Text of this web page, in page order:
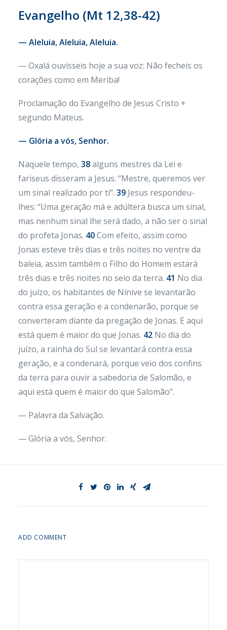
Evangelho (Mt 12,38-42)
— Aleluia, Aleluia, Aleluia.
— Oxalá ouvísseis hoje a sua voz: Não fecheis os
corações como em Meriba!
Proclamação do Evangelho de Jesus Cristo +
segundo Mateus.
— Glória a vós, Senhor.
Naquele tempo, 38alguns mestres da Lei e
fariseus disseram a Jesus: “Mestre, queremos ver
um sinal realizado por ti”. 39 Jesus respondeu-
lhes: “Uma geração má e adúltera busca um sinal,
mas nenhum sinal lhe será dado, a não ser o sinal
do profeta Jonas. 40Com efeito, assim como
Jonas esteve três dias e três noites no ventre da
baleia, assim também o Filho do Homem estará
três dias e três noites no seio da terra. 41 No dia
do juízo, os habitantes de Nínive se levantarão
contra essa geração e a condenarão, porque se
converteram diante da pregação de Jonas. E aqui
está quem é maior do que Jonas. 42 No dia do
juízo, a rainha do Sul se levantará contra essa
geração, e a condenará, porque veio dos confins
da terra para ouvir a sabedoria de Salomão, e
aqui está quem é maior do que Salomão”.
— Palavra da Salvação.
— Glória a vós, Senhor.
ADD COMMENT